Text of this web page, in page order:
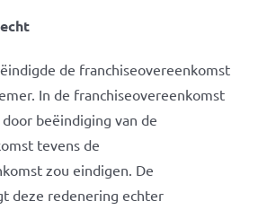
de franchiseovereenkomst
In de franchiseovereenkomst
beëindiging van de
tevens de
zou eindigen. De
deze redenering echter